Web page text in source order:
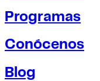
Programas
Conócenos
Blog